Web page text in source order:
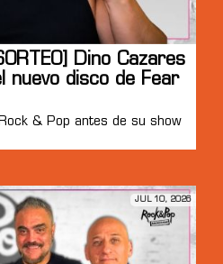
Dino Cazares
nuevo disco de Fear
& Pop antes de su show
JUL 10, 2026